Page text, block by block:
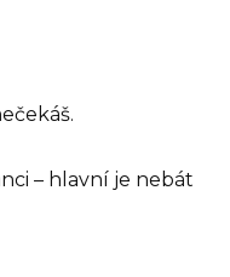
– hlavní je nebát